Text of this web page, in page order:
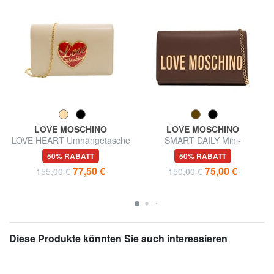
LOVE MOSCHINO
LOVE HEART Umhängetasche
50% RABATT
155,00 € 77,50 €
LOVE MOSCHINO
SMART DAILY Mini-
Schultertasche
50% RABATT
150,00 € 75,00 €
Diese Produkte könnten Sie auch interessieren